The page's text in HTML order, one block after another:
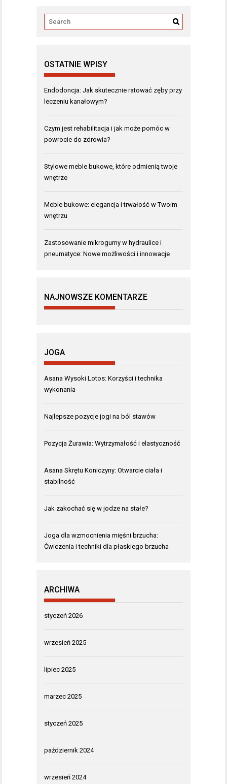
OSTATNIE WPISY
Endodoncja: Jak skutecznie ratować zęby przy
leczeniu kanałowym?
Czym jest rehabilitacja i jak może pomóc w
powrocie do zdrowia?
Stylowe meble bukowe, które odmienią twoje
wnętrze
Meble bukowe: elegancja i trwałość w Twoim
wnętrzu
Zastosowanie mikrogumy w hydraulice i
pneumatyce: Nowe możliwości i innowacje
NAJNOWSZE KOMENTARZE
JOGA
Asana Wysoki Lotos: Korzyści i technika
wykonania
Najlepsze pozycje jogi na ból stawów
Pozycja Żurawia: Wytrzymałość i elastyczność
Asana Skrętu Koniczyny: Otwarcie ciała i
stabilność
Jak zakochać się w jodze na stałe?
Joga dla wzmocnienia mięśni brzucha:
Ćwiczenia i techniki dla płaskiego brzucha
ARCHIWA
styczeń 2026
wrzesień 2025
lipiec 2025
marzec 2025
styczeń 2025
październik 2024
wrzesień 2024